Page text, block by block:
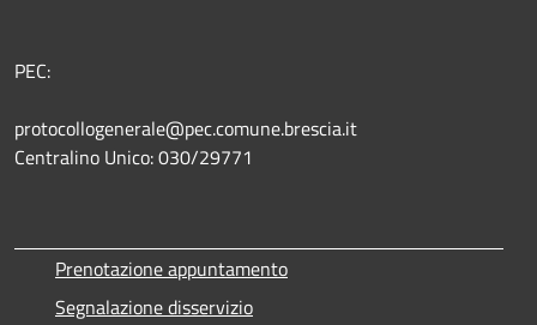
PEC:
protocollogenerale@pec.comune.brescia.it
Centralino Unico: 030/29771
Prenotazione appuntamento
Segnalazione disservizio